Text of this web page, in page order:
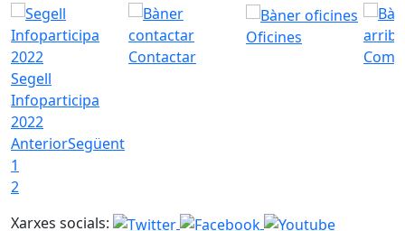
Segell
Infoparticipa
2022
Contactar
Oficines
Com
AnteriorSegüent
1
2
Xarxes socials: